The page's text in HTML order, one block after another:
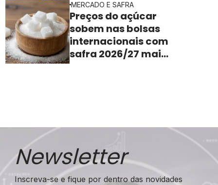
MERCADO E SAFRA
Preços do açúcar
sobem nas bolsas
internacionais com
safra 2026/27 mais
Newsletter
Inscreva-se e fique por dentro das novidades